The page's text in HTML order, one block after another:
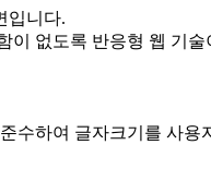
입니다.
이 없도록 반응형 웹 기
수하여 글자크기를 사용